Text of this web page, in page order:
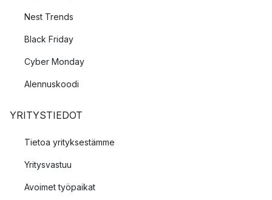
Nest Trends
Black Friday
Cyber Monday
Alennuskoodi
YRITYSTIEDOT
Tietoa yrityksestämme
Yritysvastuu
Avoimet työpaikat